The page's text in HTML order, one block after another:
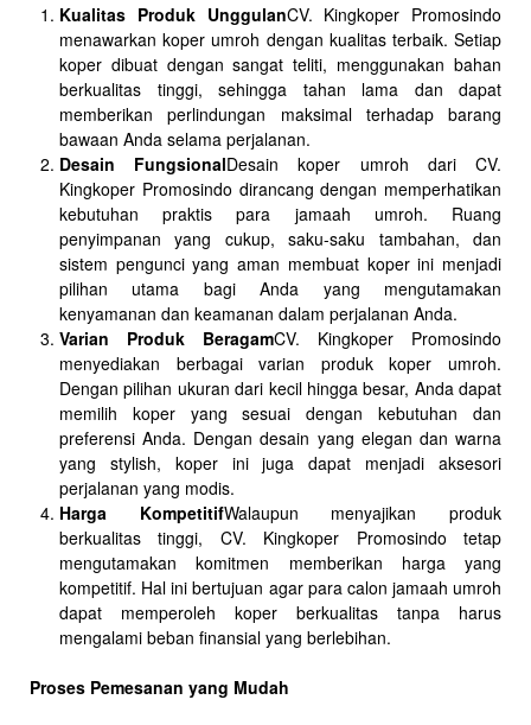
Kualitas Produk UnggulanCV. Kingkoper Promosindo
menawarkan koper umroh dengan kualitas terbaik. Setiap
koper dibuat dengan sangat teliti, menggunakan bahan
berkualitas tinggi, sehingga tahan lama dan dapat
memberikan perlindungan maksimal terhadap barang
bawaan Anda selama perjalanan.
Desain FungsionalDesain koper umroh dari CV.
Kingkoper Promosindo dirancang dengan memperhatikan
kebutuhan praktis para jamaah umroh. Ruang
penyimpanan yang cukup, saku-saku tambahan, dan
sistem pengunci yang aman membuat koper ini menjadi
pilihan utama bagi Anda yang mengutamakan
kenyamanan dan keamanan dalam perjalanan Anda.
Varian Produk BeragamCV. Kingkoper Promosindo
menyediakan berbagai varian produk koper umroh.
Dengan pilihan ukuran dari kecil hingga besar, Anda dapat
memilih koper yang sesuai dengan kebutuhan dan
preferensi Anda. Dengan desain yang elegan dan warna
yang stylish, koper ini juga dapat menjadi aksesori
perjalanan yang modis.
Harga KompetitifWalaupun menyajikan produk
berkualitas tinggi, CV. Kingkoper Promosindo tetap
mengutamakan komitmen memberikan harga yang
kompetitif. Hal ini bertujuan agar para calon jamaah umroh
dapat memperoleh koper berkualitas tanpa harus
mengalami beban finansial yang berlebihan.
Proses Pemesanan yang Mudah